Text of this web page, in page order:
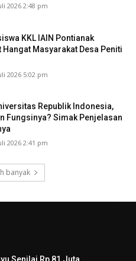
2026 2:48 pm
KKL IAIN Pontianak
Hangat Masyarakat Desa Peniti
2026 5:02 pm
Republik Indonesia,
Fungsinya? Simak Penjelasan
2026 2:41 pm
banyak